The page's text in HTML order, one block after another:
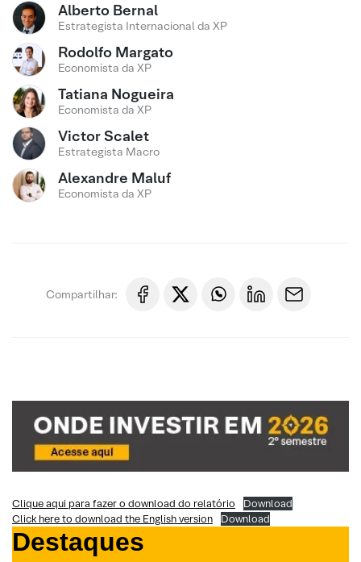
Alberto Bernal
Estrategista Internacional da XP
Rodolfo Margato
Economista da XP
Tatiana Nogueira
Economista da XP
Victor Scalet
Estrategista Macro
Alexandre Maluf
Economista da XP
Compartilhar:
Clique aqui para fazer o download do relatório
Download
Click here to download the English version
Download
Destaques